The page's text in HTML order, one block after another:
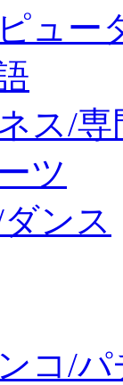
ュー
ス/専
ツ
ンス
コ/パ